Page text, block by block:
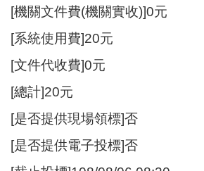
[機關文件費(機關實收)]0元
[系統使用費]20元
[文件代收費]0元
[總計]20元
[是否提供現場領標]否
[是否提供電子投標]否